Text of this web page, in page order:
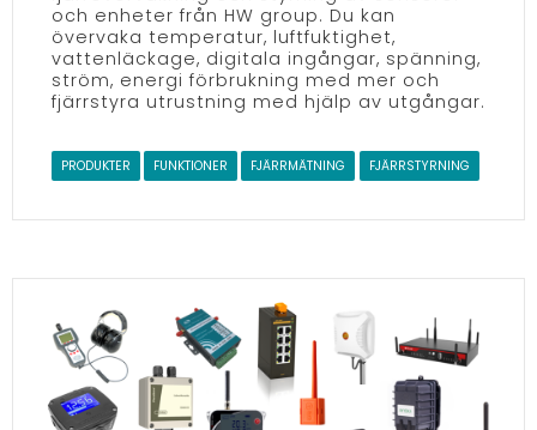
och enheter från HW group. Du kan
övervaka temperatur, luftfuktighet,
vattenläckage, digitala ingångar, spänning,
ström, energi förbrukning med mer och
fjärrstyra utrustning med hjälp av utgångar.
PRODUKTER FUNKTIONER FJÄRRMÄTNING FJÄRRSTYRNING